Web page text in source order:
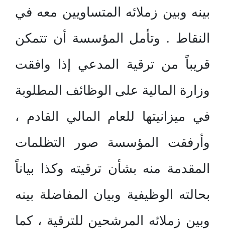
بينه وبين زملائه المتساويين معه في
النقاط . وتأمل المؤسسة أن تتمكن
قريباً من ترقية المدعي إذا وافقت
وزارة المالية على الوظائف المطلوبة
في ميزانيتها للعام المالي القادم ،
وأرفقت المؤسسة صور التظلمات
المقدمة منه بشأن ترقيته وكذا بياناً
بحالته الوظيفية وبيان المفاضلة بينه
وبين زملائه المرشحين للترقية ، كما